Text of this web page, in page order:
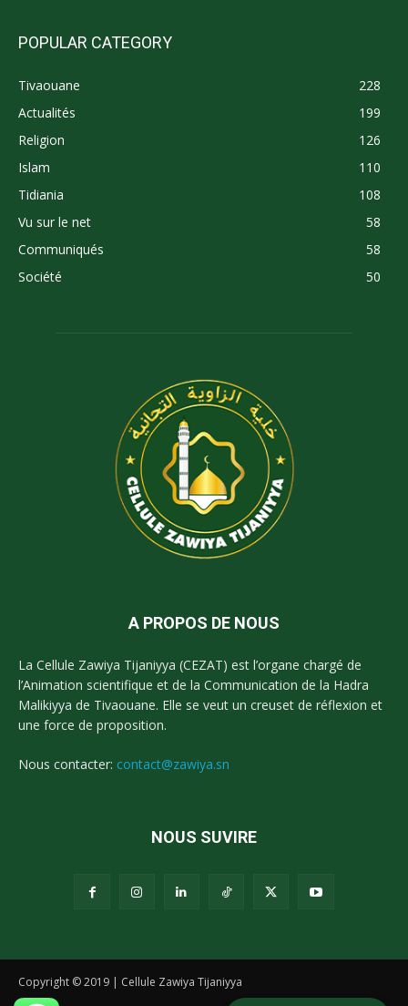
POPULAR CATEGORY
Tivaouane
228
Actualités
199
Religion
126
Islam
110
Tidiania
108
Vu sur le net
58
Communiqués
58
Société
50
A PROPOS DE NOUS
La Cellule Zawiya Tijaniyya (CEZAT) est l’organe chargé de
l’Animation scientifique et de la Communication de la Hadra
Malikiyya de Tivaouane. Elle se veut un creuset de réflexion et
une force de proposition.
Nous contacter: contact@zawiya.sn
NOUS SUVIRE
Copyright © 2019 | Cellule Zawiya Tijaniyya